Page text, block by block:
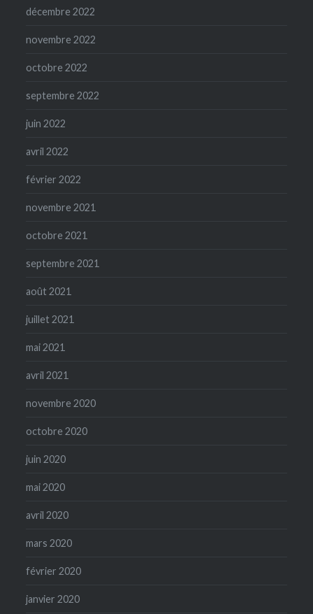
décembre 2022
novembre 2022
octobre 2022
septembre 2022
juin 2022
avril 2022
février 2022
novembre 2021
octobre 2021
septembre 2021
août 2021
juillet 2021
mai 2021
avril 2021
novembre 2020
octobre 2020
juin 2020
mai 2020
avril 2020
mars 2020
février 2020
janvier 2020